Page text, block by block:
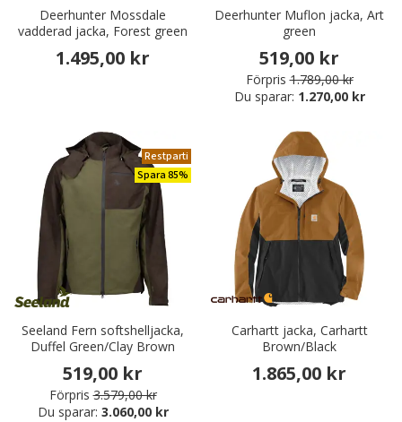
Deerhunter Mossdale
vadderad jacka, Forest green
1.495,00 kr
Deerhunter Muflon jacka, Art
green
519,00 kr
Förpris 1.789,00 kr
Du sparar: 1.270,00 kr
Restparti
Spara 85%
Seeland Fern softshelljacka,
Duffel Green/Clay Brown
519,00 kr
Förpris 3.579,00 kr
Du sparar: 3.060,00 kr
Carhartt jacka, Carhartt
Brown/Black
1.865,00 kr